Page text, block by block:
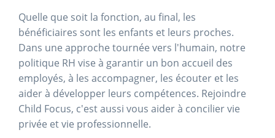
Quelle que soit la fonction, au final, les
bénéficiaires sont les enfants et leurs proches.
Dans une approche tournée vers l'humain, notre
politique RH vise à garantir un bon accueil des
employés, à les accompagner, les écouter et les
aider à développer leurs compétences. Rejoindre
Child Focus, c'est aussi vous aider à concilier vie
privée et vie professionnelle.